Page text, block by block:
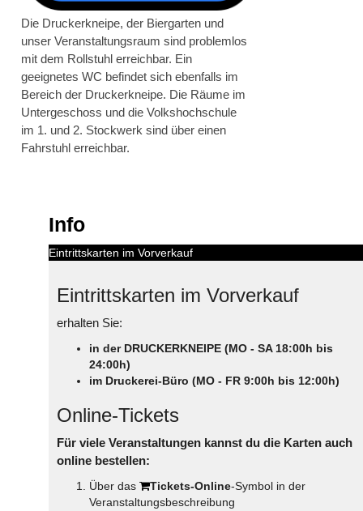
Die Druckerkneipe, der Biergarten und
unser Veranstaltungsraum sind problemlos
mit dem Rollstuhl erreichbar. Ein
geeignetes WC befindet sich ebenfalls im
Bereich der Druckerkneipe. Die Räume im
Untergeschoss und die Volkshochschule
im 1. und 2. Stockwerk sind über einen
Fahrstuhl erreichbar.
Info
Eintrittskarten im Vorverkauf
Eintrittskarten im Vorverkauf
erhalten Sie:
in der DRUCKERKNEIPE (MO - SA 18:00h bis
24:00h)
im Druckerei-Büro (MO - FR 9:00h bis 12:00h)
Online-Tickets
Für viele Veranstaltungen kannst du die Karten auch
online bestellen:
Über das Tickets-Online-Symbol in der
Veranstaltungsbeschreibung